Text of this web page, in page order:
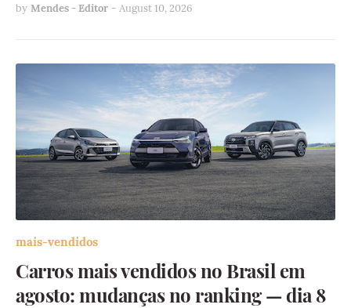
by Mendes - Editor - August 10, 2026
mais-vendidos
Carros mais vendidos no Brasil em
agosto: mudanças no ranking — dia 8